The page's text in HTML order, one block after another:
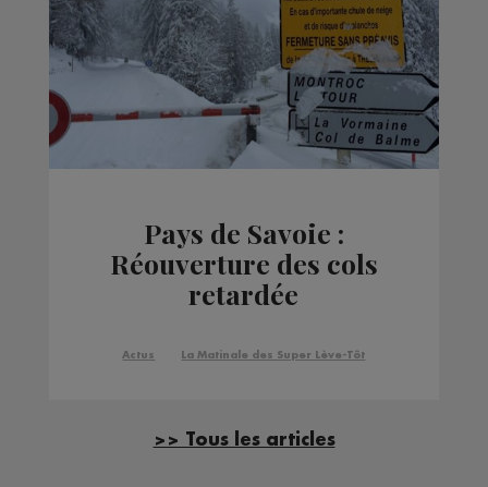
Pays de Savoie :
Réouverture des cols
retardée
Actus La Matinale des Super Lève-Tôt
>> Tous les articles